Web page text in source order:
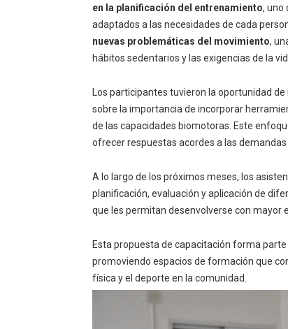
en la planificación del entrenamiento, uno
adaptados a las necesidades de cada
nuevas problemáticas del movimiento,
hábitos sedentarios y las exigencias de la
Los participantes tuvieron la oportunidad
sobre la importancia de incorporar
de las capacidades biomotoras. Este
ofrecer respuestas acordes a las
A lo largo de los próximos meses, los
planificación, evaluación y aplicación de
que les permitan desenvolverse con mayor
Esta propuesta de capacitación forma
promoviendo espacios de formación que
física y el deporte en la comunidad.